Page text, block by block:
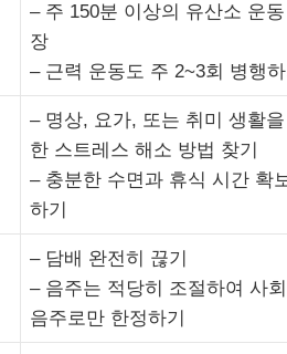
– 주 150분 이상의 유산소 운동
장
– 근력 운동도 주 2~3회 병행하
– 명상, 요가, 또는 취미 생활
한 스트레스 해소 방법 찾기
– 충분한 수면과 휴식 시간 확
하기
– 담배 완전히 끊기
– 음주는 적당히 조절하여 사
음주로만 한정하기